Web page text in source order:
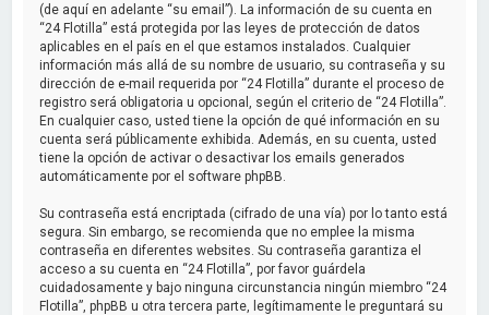
(de aquí en adelante “su email”). La información de su cuenta en
“24 Flotilla” está protegida por las leyes de protección de datos
aplicables en el país en el que estamos instalados. Cualquier
información más allá de su nombre de usuario, su contraseña y su
dirección de e-mail requerida por “24 Flotilla” durante el proceso de
registro será obligatoria u opcional, según el criterio de “24 Flotilla”.
En cualquier caso, usted tiene la opción de qué información en su
cuenta será públicamente exhibida. Además, en su cuenta, usted
tiene la opción de activar o desactivar los emails generados
automáticamente por el software phpBB.
Su contraseña está encriptada (cifrado de una vía) por lo tanto está
segura. Sin embargo, se recomienda que no emplee la misma
contraseña en diferentes websites. Su contraseña garantiza el
acceso a su cuenta en “24 Flotilla”, por favor guárdela
cuidadosamente y bajo ninguna circunstancia ningún miembro “24
Flotilla”, phpBB u otra tercera parte, legítimamente le preguntará su